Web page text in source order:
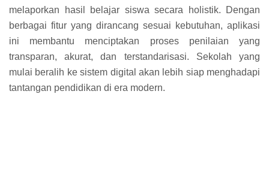
melaporkan hasil belajar siswa secara holistik. Dengan
berbagai fitur yang dirancang sesuai kebutuhan, aplikasi
ini membantu menciptakan proses penilaian yang
transparan, akurat, dan terstandarisasi. Sekolah yang
mulai beralih ke sistem digital akan lebih siap menghadapi
tantangan pendidikan di era modern.